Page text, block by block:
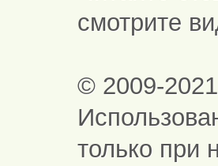
смотрите
© 2009-
только при